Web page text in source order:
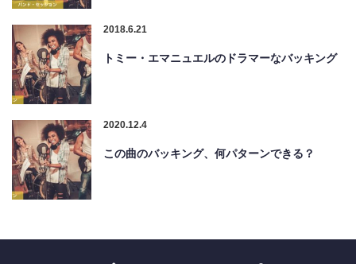
2018.6.21
トミー・エマニュエルのドラマーなバッキング
2020.12.4
この曲のバッキング、何パターンできる？